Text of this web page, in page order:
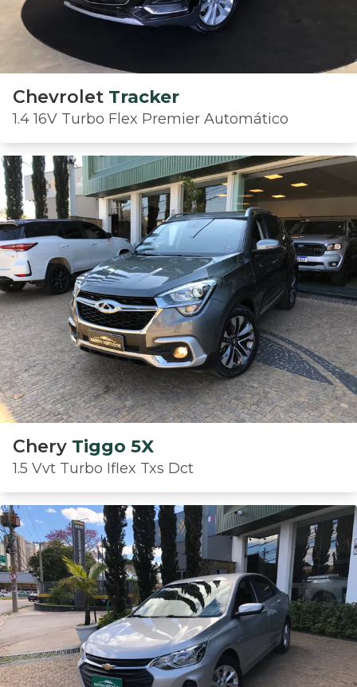
Chevrolet Tracker
1.4 16V Turbo Flex Premier Automático
Chery Tiggo 5X
1.5 Vvt Turbo Iflex Txs Dct